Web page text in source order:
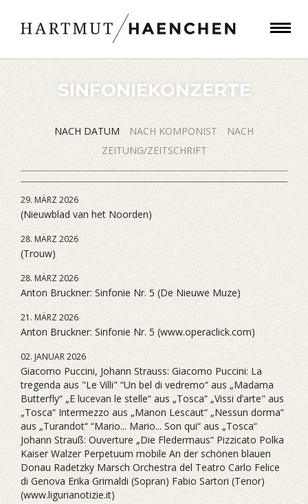
SINFONIEKONZERTE
NACH DATUM NACH KOMPONIST
NACH
ZEITUNG/ZEITSCHRIFT
29. MÄRZ 2026
(Nieuwblad van het Noorden)
28. MÄRZ 2026
(Trouw)
28. MÄRZ 2026
Anton Bruckner: Sinfonie Nr. 5 (De Nieuwe Muze)
21. MÄRZ 2026
Anton Bruckner: Sinfonie Nr. 5 (www.operaclick.com)
02. JANUAR 2026
Giacomo Puccini, Johann Strauss: Giacomo Puccini: La
tregenda aus "Le Villi" “Un bel di vedremo“ aus „Madama
Butterfly“ „E lucevan le stelle“ aus „Tosca“ „Vissi d’arte" aus
„Tosca“ Intermezzo aus „Manon Lescaut“ „Nessun dorma“
aus „Turandot“ “Mario... Mario... Son qui“ aus „Tosca“
Johann Strauß: Ouverture „Die Fledermaus“ Pizzicato Polka
Kaiser Walzer Perpetuum mobile An der schönen blauen
Donau Radetzky Marsch Orchestra del Teatro Carlo Felice
di Genova Erika Grimaldi (Sopran) Fabio Sartori (Tenor)
(www.ligurianotizie.it)